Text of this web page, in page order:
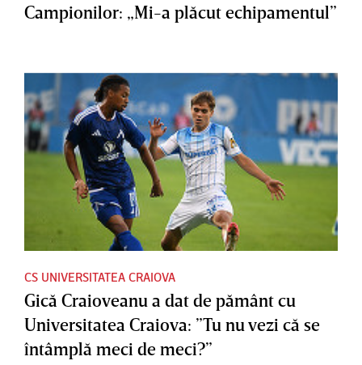
Campionilor: „Mi-a plăcut echipamentul”
CS UNIVERSITATEA CRAIOVA
Gică Craioveanu a dat de pământ cu
Universitatea Craiova: ”Tu nu vezi că se
întâmplă meci de meci?”